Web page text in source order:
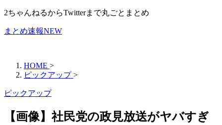
2ちゃんねるからTwitterまで丸ごとまとめ
まとめ速報NEW
HOME >
ピックアップ >
ピックアップ
【画像】社民党の政見放送がヤバすぎ